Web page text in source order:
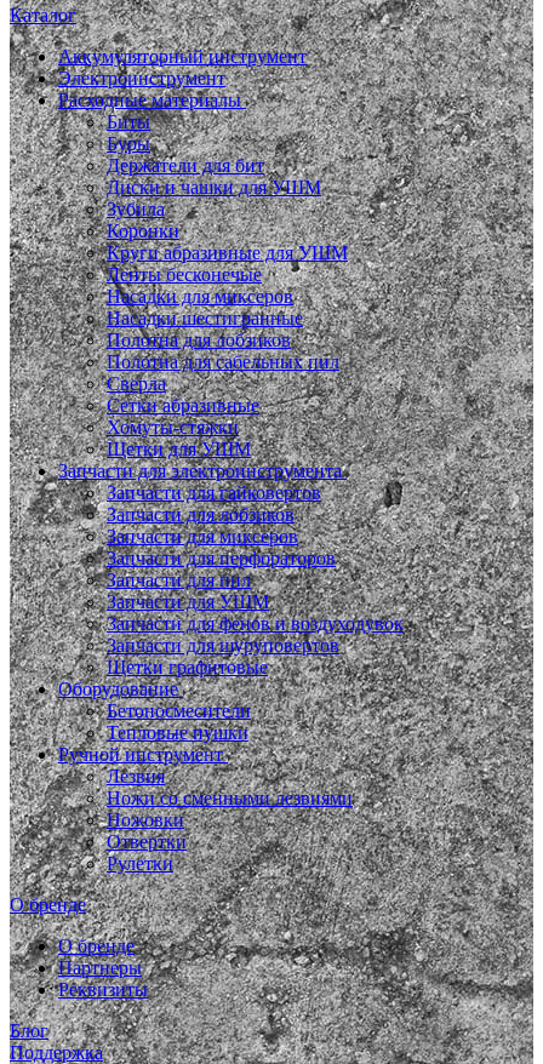
Каталог
Аккумуляторный инструмент
Электроинструмент
Расходные материалы
Биты
Буры
Держатели для бит
Диски и чашки для УШМ
Зубила
Коронки
Круги абразивные для УШМ
Ленты бесконечые
Насадки для миксеров
Насадки шестигранные
Полотна для лобзиков
Полотна для сабельных пил
Сверла
Сетки абразивные
Хомуты-стяжки
Щетки для УШМ
Запчасти для электроинструмента
Запчасти для гайковертов
Запчасти для лобзиков
Запчасти для миксеров
Запчасти для перфораторов
Запчасти для пил
Запчасти для УШМ
Запчасти для фенов и воздуходувок
Запчасти для шуруповертов
Щетки графитовые
Оборудование
Бетоносмесители
Тепловые пушки
Ручной инструмент
Лезвия
Ножи со сменными лезвиями
Ножовки
Отвертки
Рулетки
О бренде
О бренде
Партнеры
Реквизиты
Блог
Поддержка